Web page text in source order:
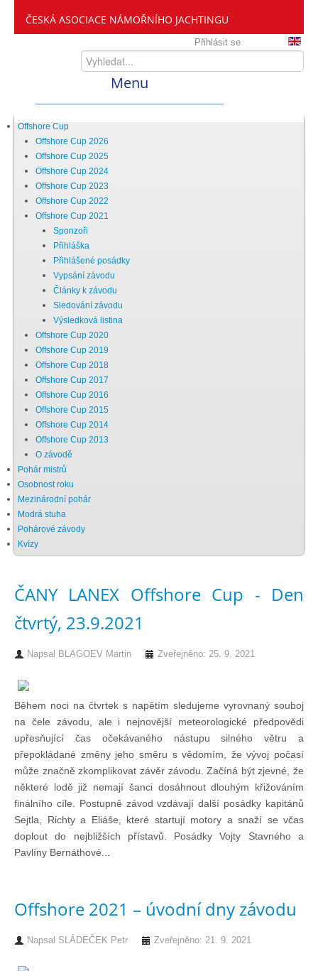
ČESKÁ ASOCIACE NÁMOŘNÍHO JACHTINGU
Přihlásit se
Menu
Home
ČANY
Kdo jsme
Zveme vás mezi nás
Setkání ČANY
Chci se stát členem
Oznámení
Členské příspěvky
Dokumenty ke stažení
Ochrana osobních údajů
Legislativa
Legislativní proces
Lodě - registrace
Rádio (MF, HF, VHF)
Kapitánské zkoušky
Ostatní
Soutěže a závody
Offshore Cup
Offshore Cup
Offshore Cup 2026
Offshore Cup 2025
Offshore Cup 2024
Offshore Cup 2023
Offshore Cup 2022
Offshore Cup 2021
Sponzoři
Přihláška
Přihlášené posádky
Vypsání závodu
Články k závodu
Sledování závodu
Výsledková listina
Offshore Cup 2020
Offshore Cup 2019
Offshore Cup 2018
Offshore Cup 2017
Offshore Cup 2016
Offshore Cup 2015
Offshore Cup 2014
Offshore Cup 2013
O závodě
Pohár mistrů
Osobnost roku
Mezinárodní pohár
Modrá stuha
Pohárové závody
Kvízy
ČANY LANEX Offshore Cup - Den
čtvrtý, 23.9.2021
Napsal BLAGOEV Martin Zveřejněno: 25. 9. 2021
Během noci na čtvrtek s napětím sledujeme vyrovnaný souboj
na čele závodu, ale i nejnovější meteorologické předpovědi
upřesňující čas očekávaného nástupu silného větru a
přepokládané změny jeho směru s vědomím, že vývoj počasí
může značně zkomplikovat závěr závodu. Začíná být zjevné, že
některé lodě již nemají šanci dosáhnout dlouhým křižováním
finálního cíle. Postupně závod vzdávají další posádky kapitánů
Sejtla, Richty a Eliáše, které startují motory a snaží se včas
doplout do nejbližších přístavů. Posádky Vojty Stavného a
Pavlíny Bernáthové...
Offshore 2021 – úvodní dny závodu
Napsal SLÁDEČEK Petr Zveřejněno: 21. 9. 2021